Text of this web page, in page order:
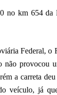
no km 654
Federal, o
provocou
a carreta
veículo, já